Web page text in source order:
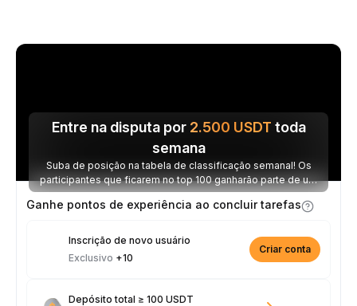
Entre na disputa por 2.500 USDT toda
semana
Suba de posição na tabela de classificação semanal! Os
participantes que ficarem no top 100 ganharão parte de um
prêmio de 2.500 USDT toda semana.
Ganhe pontos de experiência ao concluir tarefas
Inscrição de novo usuário
Exclusivo +10
Criar conta
Depósito total ≥ 100 USDT